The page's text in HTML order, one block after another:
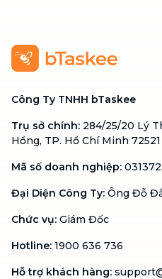
Công Ty TNHH bTaskee
Trụ sở chính: 284/25/20 Lý
Hồng, TP. Hồ Chí Minh 72521
Mã số doanh nghiệp:
Đại Diện Công Ty: Ông Đỗ
Chức vụ: Giám Đốc
Hotline: 1900 636 736
Hỗ trợ khách hàng: